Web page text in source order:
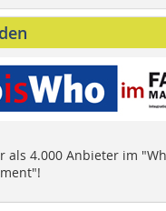
als 4.000 Anbieter im